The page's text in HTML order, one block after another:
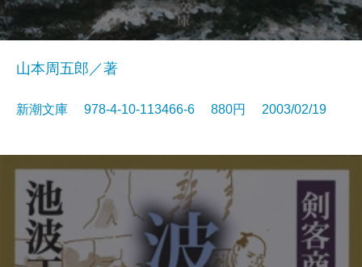
山本周五郎／著
新潮文庫 978-4-10-113466-6 880円 2003/02/19